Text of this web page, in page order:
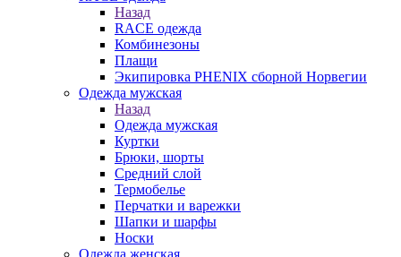
Назад
RACE одежда
Комбинезоны
Плащи
Экипировка PHENIX сборной Норвегии
Одежда мужская
Назад
Одежда мужская
Куртки
Брюки, шорты
Средний слой
Термобелье
Перчатки и варежки
Шапки и шарфы
Носки
Одежда женская